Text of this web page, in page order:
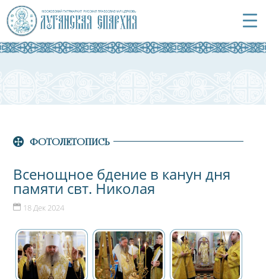
ФОТОЛЕТОПИСЬ
Всенощное бдение в канун дня
памяти свт. Николая
18 Дек 2024